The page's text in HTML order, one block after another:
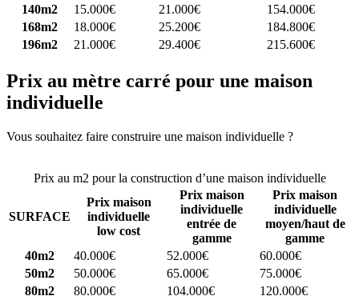
140m2
15.000€ 21.000€
154.000€
168m2
18.000€ 25.200€
184.800€
196m2
21.000€ 29.400€ 215.600€
Prix au mètre carré pour une maison
individuelle
Vous souhaitez faire construire une maison individuelle ?
Prix au m2 pour la construction d’une maison individuelle
SURFACE
Prix maison
individuelle
low cost
Prix maison
individuelle
entrée de
gamme
Prix maison
individuelle
moyen/haut de
gamme
40m2
40.000€ 52.000€
60.000€
50m2
50.000€ 65.000€
75.000€
80m2
80.000€ 104.000€
120.000€